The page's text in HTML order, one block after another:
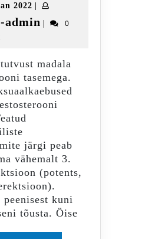
ja
202228.
jaan
|
admin roman-
|
0
madala
tasemega.
järgi peab
vähemalt 3.
(potents,
kuni
tõusta. Öise